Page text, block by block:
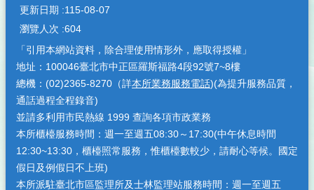
更新日期
115-08-07
瀏覽人次 604
「引用本網站資料，除合理使用情形外，應取得授權」
地址：100046臺北市中正區羅斯福路4段92號7~8樓
總機：(02)2365-8270（詳本所業務服務電話)(為提升服務品質，
通話過程全程錄音)
並請多利用市民熱線 1999 查詢各項市政業務
本所櫃檯服務時間：週一至週五08:30～17:30(中午休息時間
12:30~13:30，櫃檯照常服務，惟櫃檯數較少，請耐心等候。國定
假日及例假日不上班)
本所派駐臺北市區監理所及士林監理站服務時間：週一至週五